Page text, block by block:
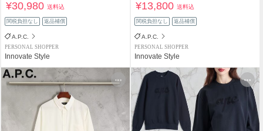
¥30,980送料込
関税負担なし 返品補償
A.P.C.
PERSONAL SHOPPER
Innovate Style
¥13,800送料込
関税負担なし 返品補償
A.P.C.
PERSONAL SHOPPER
Innovate Style